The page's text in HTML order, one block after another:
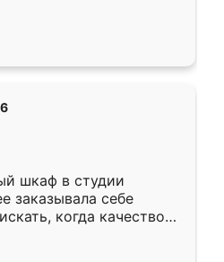
готова. Остались
Ренессанс
работу!
шкаф в студии
заказывала себе
когда качеством
кухня уже почти
нет.